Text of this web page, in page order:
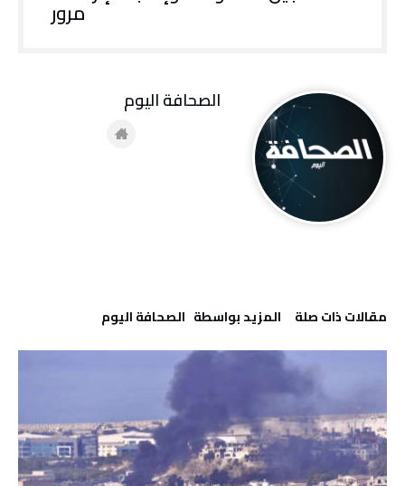
مرور
‫مقالات ذات صلة‬ ‫‫المزيد بواسطة‬ ‬ ‭ ‬الصحافة‭ ‬اليوم